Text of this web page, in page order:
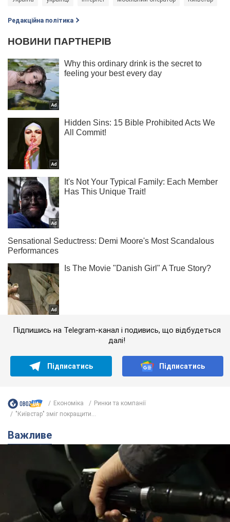
Редакційна політика
Підпишись на Telegram-канал і подивись, що відбудеться
далі!
Підписатись Підписатись
Економіка
Ринки та компанії
"Київстар" зміг покращити...
Важливе